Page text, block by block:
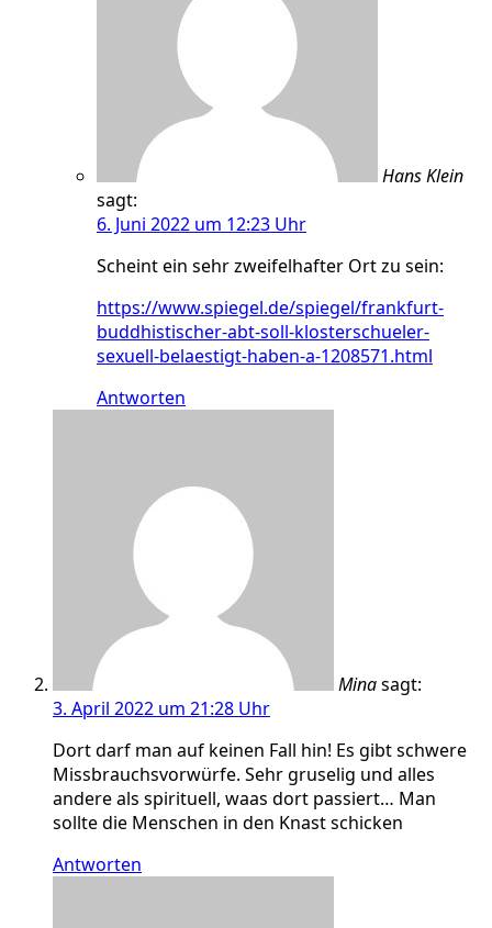
Hans Klein
sagt:
6. Juni 2022 um 12:23 Uhr
Scheint ein sehr zweifelhafter Ort zu sein:
https://www.spiegel.de/spiegel/frankfurt-
buddhistischer-abt-soll-klosterschueler-
sexuell-belaestigt-haben-a-1208571.html
Antworten
Minasagt:
3. April 2022 um 21:28 Uhr
Dort darf man auf keinen Fall hin! Es gibt schwere
Missbrauchsvorwürfe. Sehr gruselig und alles
andere als spirituell, waas dort passiert… Man
sollte die Menschen in den Knast schicken
Antworten